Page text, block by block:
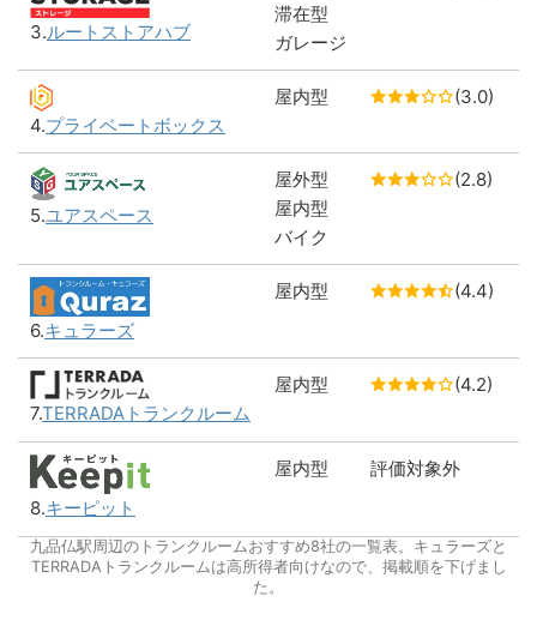
3.ルートストアハブ
滞在型
ガレージ
4.プライベートボックス
屋内型 (3.0)
5.ユアスペース
屋外型
屋内型
バイク
(2.8)
6.キュラーズ
屋内型 (4.4)
7.TERRADAトランクルーム
屋内型 (4.2)
8.キーピット
屋内型 評価対象外
九品仏駅周辺のトランクルームおすすめ8社の一覧表。キュラーズと
TERRADAトランクルームは高所得者向けなので、掲載順を下げまし
た。